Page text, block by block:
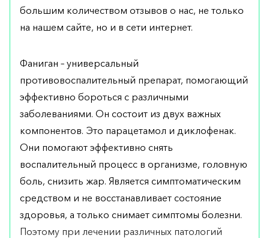
большим количеством отзывов о нас, не только
на нашем сайте, но и в сети интернет.
Фаниган – универсальный
противовоспалительный препарат, помогающий
эффективно бороться с различными
заболеваниями. Он состоит из двух важных
компонентов. Это парацетамол и диклофенак.
Они помогают эффективно снять
воспалительный процесс в организме, головную
боль, снизить жар. Является симптоматическим
средством и не восстанавливает состояние
здоровья, а только снимает симптомы болезни.
Поэтому при лечении различных патологий